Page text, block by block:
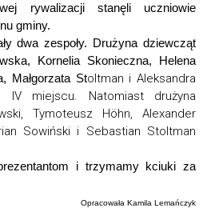
rywalizacji stanęli uczniowie
gminy.
dwa zespoły. Drużyna dziewcząt
Kornelia Skonieczna, Helena
Małgorzata Stoltman i Aleksandra
IV miejscu. Natomiast drużyna
Tymoteusz Höhn, Alexander
Sowiński i Sebastian Stoltman
i trzymamy kciuki za
Opracowała Kamila Lemańczyk